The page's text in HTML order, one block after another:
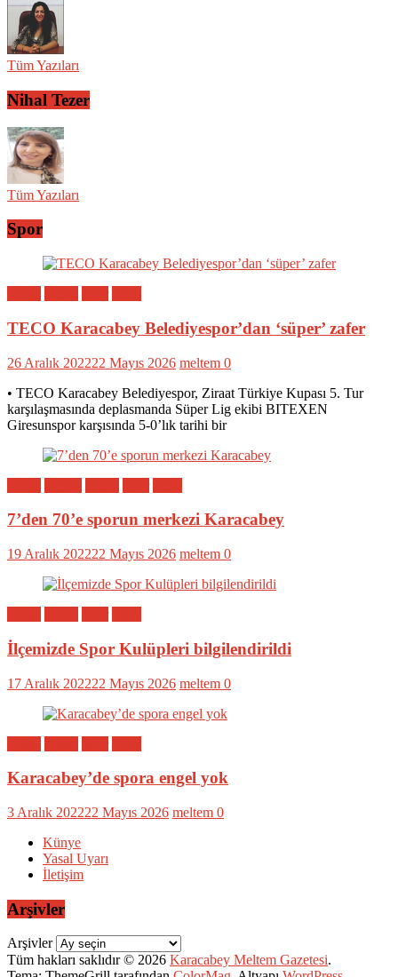
Tüm Yazıları
Nihal Tezer
Tüm Yazıları
Spor
TECO Karacabey Belediyespor’dan ‘süper’ zafer
26 Aralık 202222 Mayıs 2026 meltem 0
• TECO Karacabey Belediyespor, Ziraat Türkiye Kupası 5. Tur
karşılaşmasında deplasmanda Süper Lig ekibi BITEXEN
Giresunspor karşısında 5-0’lık tarihi bir
7’den 70’e sporun merkezi Karacabey
19 Aralık 202222 Mayıs 2026 meltem 0
İlçemizde Spor Kulüpleri bilgilendirildi
17 Aralık 202222 Mayıs 2026 meltem 0
Karacabey’de spora engel yok
3 Aralık 202222 Mayıs 2026 meltem 0
Künye
Yasal Uyarı
İletişim
Arşivler
Arşivler
Tüm hakları saklıdır © 2026 Karacabey Meltem Gazetesi.